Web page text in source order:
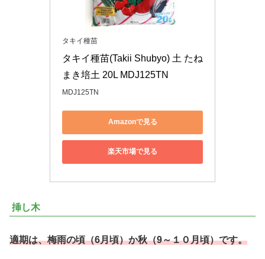
タキイ種苗
タキイ種苗(Takii Shubyo) 土 たね
まき培土 20L MDJ125TN
MDJ125TN
Amazonで見る
楽天市場で見る
挿し木
適期は、梅雨の頃（6月頃）か秋（9～１０月頃）です。